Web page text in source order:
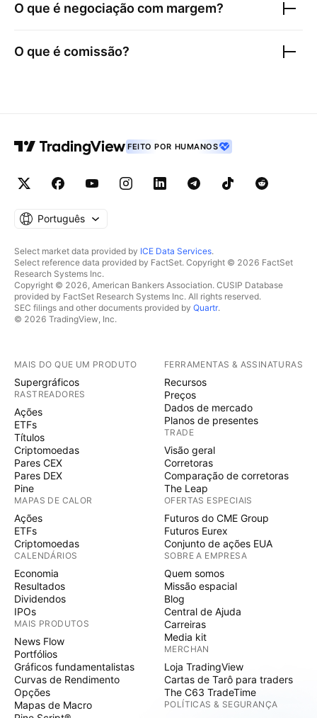
O que é negociação com margem?
O que é comissão?
FEITO POR HUMANOS
Português
Select market data provided by ICE Data Services.
Select reference data provided by FactSet. Copyright © 2026 FactSet
Research Systems Inc.
Copyright © 2026, American Bankers Association. CUSIP Database
provided by FactSet Research Systems Inc. All rights reserved.
SEC filings and other documents provided by Quartr.
© 2026 TradingView, Inc.
MAIS DO QUE UM PRODUTO
Supergráficos
RASTREADORES
Ações
ETFs
Títulos
Criptomoedas
Pares CEX
Pares DEX
Pine
MAPAS DE CALOR
Ações
ETFs
Criptomoedas
CALENDÁRIOS
Economia
Resultados
Dividendos
IPOs
MAIS PRODUTOS
News Flow
Portfólios
Gráficos fundamentalistas
Curvas de Rendimento
Opções
Mapas de Macro
FERRAMENTAS & ASSINATURAS
Recursos
Preços
Dados de mercado
Planos de presentes
TRADE
Visão geral
Corretoras
Comparação de corretoras
The Leap
OFERTAS ESPECIAIS
Futuros do CME Group
Futuros Eurex
Conjunto de ações EUA
SOBRE A EMPRESA
Quem somos
Missão espacial
Blog
Central de Ajuda
Carreiras
Media kit
MERCHAN
Loja TradingView
Cartas de Tarô para traders
The C63 TradeTime
POLÍTICAS & SEGURANÇA